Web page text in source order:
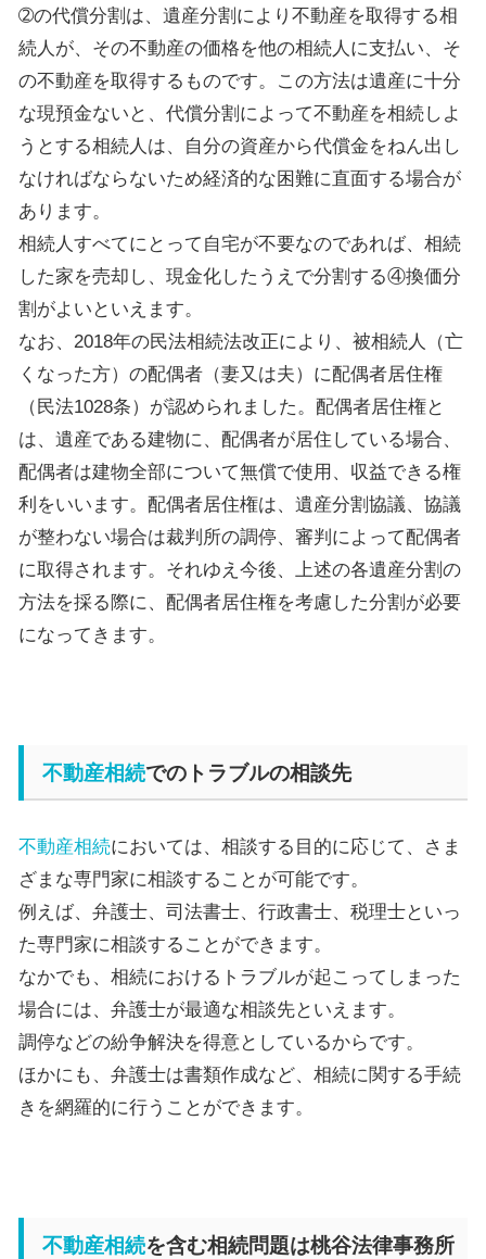
➁の代償分割は、遺産分割により不動産を取得する相
続人が、その不動産の価格を他の相続人に支払い、そ
の不動産を取得するものです。この方法は遺産に十分
な現預金ないと、代償分割によって不動産を相続しよ
うとする相続人は、自分の資産から代償金をねん出し
なければならないため経済的な困難に直面する場合が
あります。
相続人すべてにとって自宅が不要なのであれば、相続
した家を売却し、現金化したうえで分割する④換価分
割がよいといえます。
なお、 2018年の民法相続法改正により、被相続人（亡
くなった方）の配偶者（妻又は夫）に配偶者居住権
（民法1028条）が認められました。配偶者居住権と
は、遺産である建物に、配偶者が居住している場合、
配偶者は建物全部について無償で使用、収益できる権
利をいいます。配偶者居住権は、遺産分割協議、協議
が整わない場合は裁判所の調停、審判によって配偶者
に取得されます。それゆえ今後、上述の各遺産分割の
方法を採る際に、配偶者居住権を考慮した分割が必要
になってきます。
不動産相続でのトラブルの相談先
不動産相続においては、相談する目的に応じて、さま
ざまな専門家に相談することが可能です。
例えば、弁護士、司法書士、行政書士、税理士といっ
た専門家に相談することができます。
なかでも、相続におけるトラブルが起こってしまった
場合には、弁護士が最適な相談先といえます。
調停などの紛争解決を得意としているからです。
ほかにも、弁護士は書類作成など、相続に関する手続
きを網羅的に行うことができます。
不動産相続を含む相続問題は桃谷法律事務所